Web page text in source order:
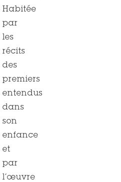
Habitée
par
les
récits
des
premiers
entendus
dans
son
enfance
et
par
l’œuvre